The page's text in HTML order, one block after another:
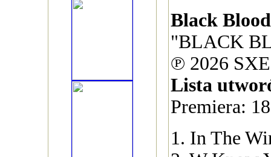
Black
"BLACK
℗ 2026 SXE
Lista
Premiera:
1. In The